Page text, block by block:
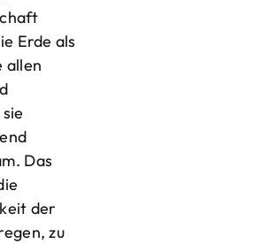
Erde als
allen
Das
der
zu